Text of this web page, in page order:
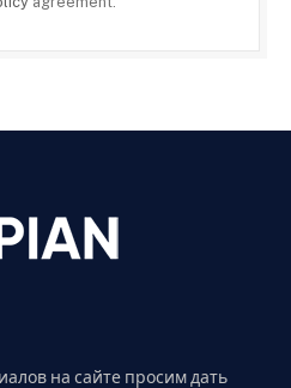
на сайте просим дать